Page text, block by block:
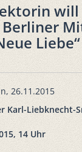
Liebe“
26.11.2015
Karl-Liebknecht-
14 Uhr